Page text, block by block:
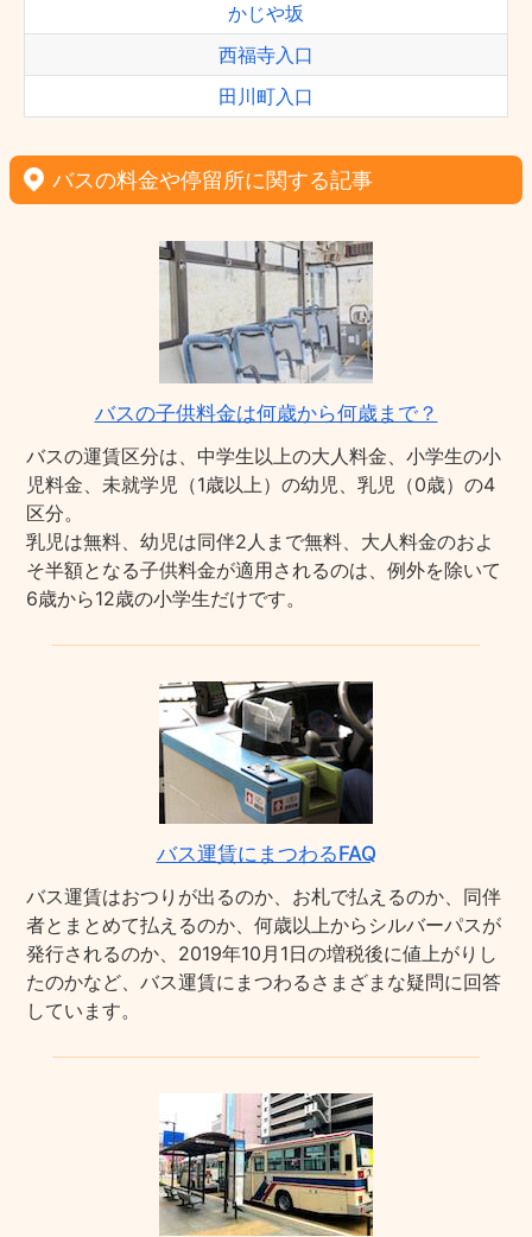
かじや坂
西福寺入口
田川町入口
バスの料金や停留所に関する記事
バスの子供料金は何歳から何歳まで？
バスの運賃区分は、中学生以上の大人料金、小学生の小
児料金、未就学児（1歳以上）の幼児、乳児（0歳）の4
区分。
乳児は無料、幼児は同伴2人まで無料、大人料金のおよ
そ半額となる子供料金が適用されるのは、例外を除いて
6歳から12歳の小学生だけです。
バス運賃にまつわるFAQ
バス運賃はおつりが出るのか、お札で払えるのか、同伴
者とまとめて払えるのか、何歳以上からシルバーパスが
発行されるのか、2019年10月1日の増税後に値上がりし
たのかなど、バス運賃にまつわるさまざまな疑問に回答
しています。